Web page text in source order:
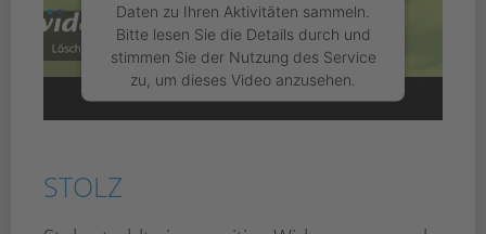
Daten zu Ihren Aktivitäten sammeln.
Bitte lesen Sie die Details durch und
stimmen Sie der Nutzung des Service
zu, um dieses Video anzusehen.
powered by Usercentrics Consent
STOLZ